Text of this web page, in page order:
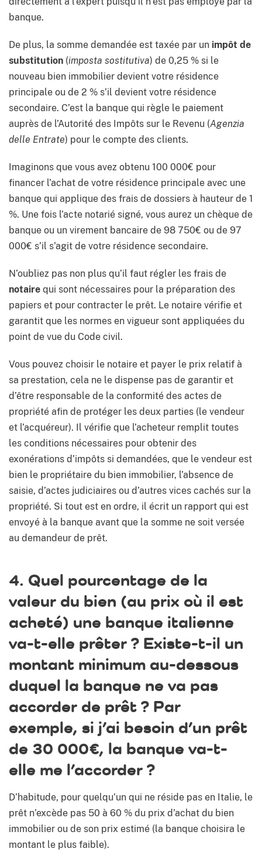
banque.
De plus, la somme demandée est taxée par un impôt de
substitution (imposta sostitutiva) de 0,25 % si le
nouveau bien immobilier devient votre résidence
principale ou de 2 % s’il devient votre résidence
secondaire. C’est la banque qui règle le paiement
auprès de l’Autorité des Impôts sur le Revenu (Agenzia
delle Entrate) pour le compte des clients.
Imaginons que vous avez obtenu 100 000€ pour
financer l’achat de votre résidence principale avec une
banque qui applique des frais de dossiers à hauteur de 1
%. Une fois l’acte notarié signé, vous aurez un chèque de
banque ou un virement bancaire de 98 750€ ou de 97
000€ s’il s’agit de votre résidence secondaire.
N’oubliez pas non plus qu’il faut régler les frais de
notaire qui sont nécessaires pour la préparation des
papiers et pour contracter le prêt. Le notaire vérifie et
garantit que les normes en vigueur sont appliquées du
point de vue du Code civil.
Vous pouvez choisir le notaire et payer le prix relatif à
sa prestation, cela ne le dispense pas de garantir et
d’être responsable de la conformité des actes de
propriété afin de protéger les deux parties (le vendeur
et l’acquéreur). Il vérifie que l’acheteur remplit toutes
les conditions nécessaires pour obtenir des
exonérations d’impôts si demandées, que le vendeur est
bien le propriétaire du bien immobilier, l’absence de
saisie, d’actes judiciaires ou d’autres vices cachés sur la
propriété. Si tout est en ordre, il écrit un rapport qui est
envoyé à la banque avant que la somme ne soit versée
au demandeur de prêt.
4. Quel pourcentage de la
valeur du bien (au prix où il est
acheté) une banque italienne
va-t-elle prêter ? Existe-t-il un
montant minimum au-dessous
duquel la banque ne va pas
accorder de prêt ? Par
exemple, si j’ai besoin d’un prêt
de 30 000€, la banque va-t-
elle me l’accorder ?
D’habitude, pour quelqu’un qui ne réside pas en Italie, le
prêt n’excède pas 50 à 60 % du prix d’achat du bien
immobilier ou de son prix estimé (la banque choisira le
montant le plus faible).